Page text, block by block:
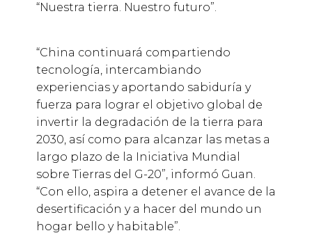
“Nuestra tierra. Nuestro futuro”.
“China continuará compartiendo
tecnología, intercambiando
experiencias y aportando sabiduría y
fuerza para lograr el objetivo global de
invertir la degradación de la tierra para
2030, así como para alcanzar las metas a
largo plazo de la Iniciativa Mundial
sobre Tierras del G-20”, informó Guan.
“Con ello, aspira a detener el avance de la
desertificación y a hacer del mundo un
hogar bello y habitable”.